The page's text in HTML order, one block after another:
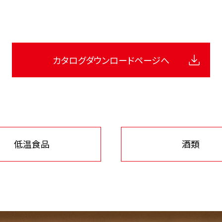
カタログダウンロードページへ
低温食品 酒類